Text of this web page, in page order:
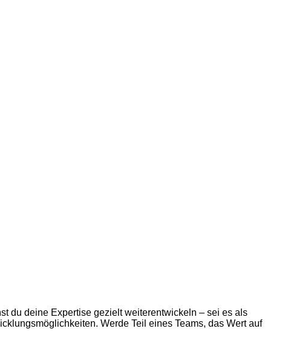
du deine Expertise gezielt weiterentwickeln – sei es als
Werde Teil eines Teams, das Wert auf